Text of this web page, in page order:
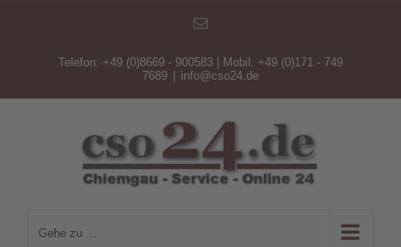
E-
Telefon: +49 (0)8669 - 900583 | Mobil: +49 (0)171 - 749
7689
info@cso24.de
Gehe zu ...